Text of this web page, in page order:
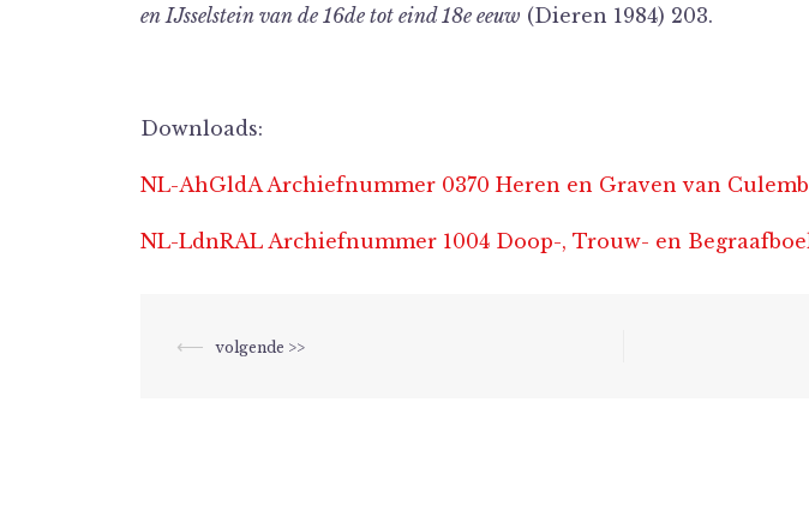
en IJsselstein van de 16de tot eind 18e eeuw (Dieren 1984) 203.
Downloads:
NL-AhGldA Archiefnummer 0370 Heren en Graven van
NL-LdnRAL Archiefnummer 1004 Doop-, Trouw- en
Berichtnavigatie
⟵